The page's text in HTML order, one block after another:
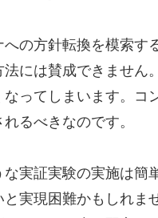
の方針転換を模索す
には賛成できません
ってしまいます。コ
るべきなのです。
実証実験の実施は簡
実現困難かもしれま